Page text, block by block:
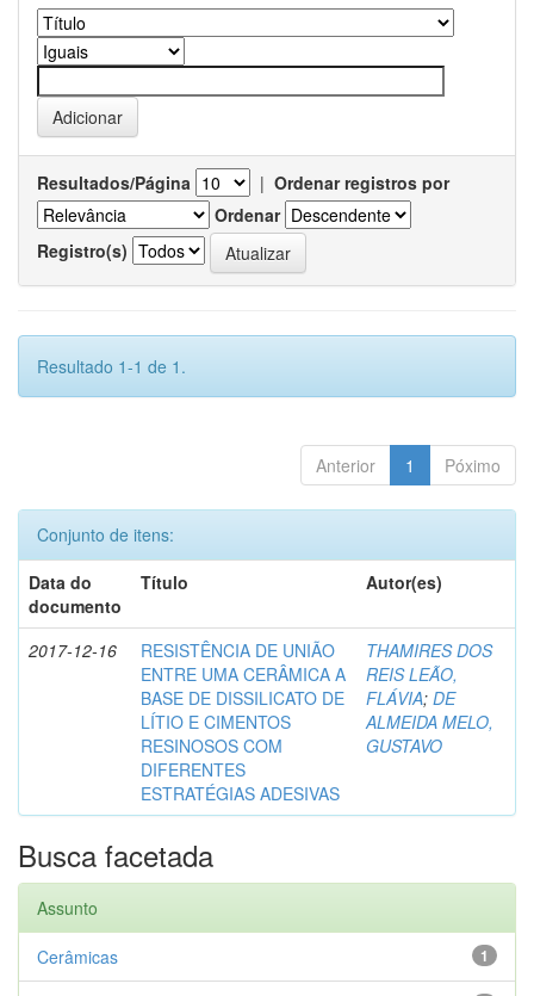
Resultados/Página | Ordenar registros por
Ordenar
Registro(s)
Resultado 1-1 de 1.
Anterior 1 Póximo
Conjunto de itens:
Data do
documento
Título Autor(es)
2017-12-16
RESISTÊNCIA DE UNIÃO
ENTRE UMA CERÂMICA A
BASE DE DISSILICATO DE
LÍTIO E CIMENTOS
RESINOSOS COM
DIFERENTES
ESTRATÉGIAS ADESIVAS
THAMIRES DOS
REIS LEÃO,
FLÁVIA; DE
ALMEIDA MELO,
GUSTAVO
Busca facetada
Assunto
1
Cerâmicas